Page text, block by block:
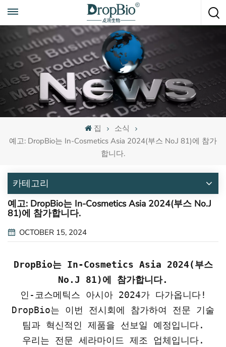
언제든지 전화하세요
+86 15951008670
집
소식
예고: DropBio는 In-Cosmetics Asia 2024(부스 No.J 81)에 참가
합니다.
카테고리
예고: DropBio는 In-Cosmetics Asia 2024(부스 No.J
81)에 참가합니다.
OCTOBER 15, 2024
DropBio는 In-Cosmetics Asia 2024(부스
No.J 81)에 참가합니다.
인-코스메틱스 아시아 2024가 다가옵니다!
DropBio는 이번 전시회에 참가하여 전문 기술
팀과 혁신적인 제품을 선보일 예정입니다.
우리는 전문 세라마이드 제조 업체입니다.